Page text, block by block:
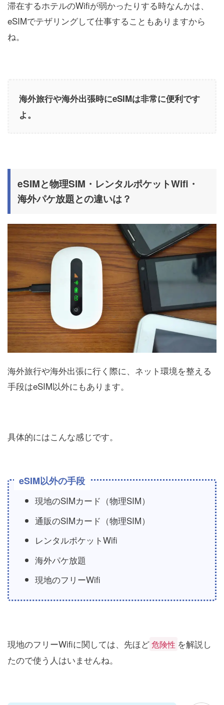
滞在するホテルのWifiが弱かったりする時なんかは、
eSIMでテザリングして仕事することもありますから
ね。
海外旅行や海外出張時にeSIMは非常に便利です
よ。
eSIMと物理SIM・レンタルポケットWifi・
海外パケ放題との違いは？
海外旅行や海外出張に行く際に、ネット環境を整える
手段はeSIM以外にもあります。
具体的にはこんな感じです。
eSIM以外の手段
現地のSIMカード（物理SIM）
通販のSIMカード（物理SIM）
レンタルポケットWifi
海外パケ放題
現地のフリーWifi
現地のフリーWifiに関しては、先ほど危険性 を解説し
たので使う人はいませんね。